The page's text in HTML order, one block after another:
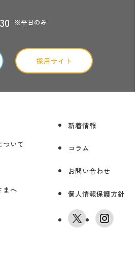
※平日のみ
採用サイト
ついて
まへ
新着情報
コラム
お問い合わせ
個人情報保護方針